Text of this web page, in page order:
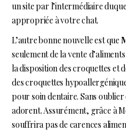
un site par l’intermédiaire
appropriée à votre chat.
L’autre bonne nouvelle est que
seulement de la vente
la disposition des croquettes et
des croquettes
pour soin dentaire. Sans oublier
adorent. Assurément, grâce à
souffrira pas de carences